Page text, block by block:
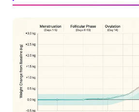
日本語
Polski